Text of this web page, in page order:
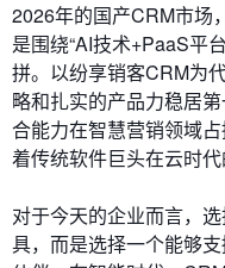
2026年的国产CRM市场
是围绕“AI技术+PaaS平
拼。以纷享销客CRM为
略和扎实的产品力稳居
合能力在智慧营销领域
着传统软件巨头在云时代
对于今天的企业而言，
具，而是选择一个能够